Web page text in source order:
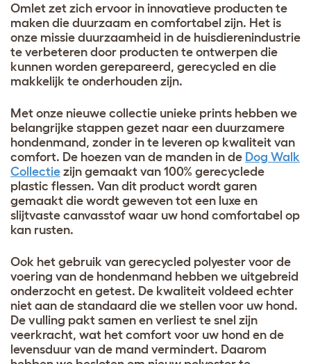
Omlet zet zich ervoor in innovatieve producten te
maken die duurzaam en comfortabel zijn. Het is
onze missie duurzaamheid in de huisdierenindustrie
te verbeteren door producten te ontwerpen die
kunnen worden gerepareerd, gerecycled en die
makkelijk te onderhouden zijn.
Met onze nieuwe collectie unieke prints hebben we
belangrijke stappen gezet naar een duurzamere
hondenmand, zonder in te leveren op kwaliteit van
comfort. De hoezen van de manden in de Dog Walk
Collectie zijn gemaakt van 100% gerecyclede
plastic flessen. Van dit product wordt garen
gemaakt die wordt geweven tot een luxe en
slijtvaste canvasstof waar uw hond comfortabel op
kan rusten.
Ook het gebruik van gerecycled polyester voor de
voering van de hondenmand hebben we uitgebreid
onderzocht en getest. De kwaliteit voldeed echter
niet aan de standaard die we stellen voor uw hond.
De vulling pakt samen en verliest te snel zijn
veerkracht, wat het comfort voor uw hond en de
levensduur van de mand vermindert. Daarom